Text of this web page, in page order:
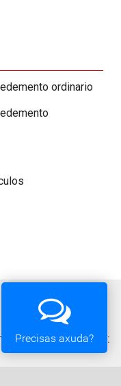
ordinario
- Teléfono:
Precisas axuda?